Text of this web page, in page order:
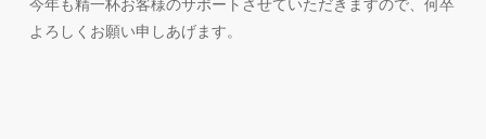
よろしくお願い申しあげます。